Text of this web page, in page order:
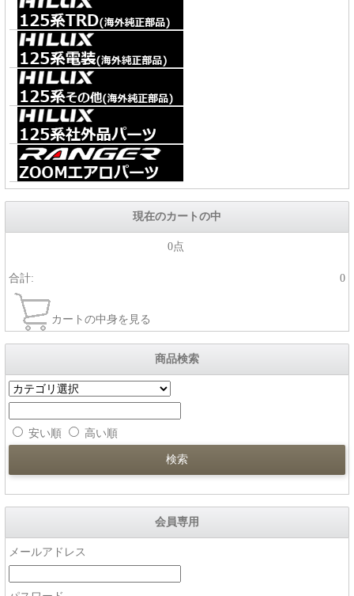
現在のカートの中
0点
合計: 0
カートの中身を見る
商品検索
安い順 高い順
会員専用
メールアドレス